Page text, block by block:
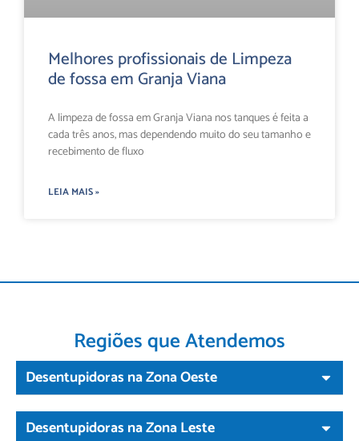
Melhores profissionais de Limpeza
de fossa em Granja Viana
A limpeza de fossa em Granja Viana nos tanques é feita a
cada três anos, mas dependendo muito do seu tamanho e
recebimento de fluxo
LEIA MAIS »
Regiões que Atendemos
Desentupidoras na Zona Oeste
Desentupidoras na Zona Leste